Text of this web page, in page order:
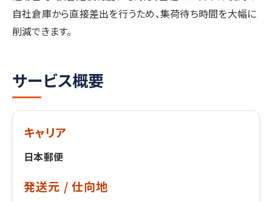
自社倉庫から直接差出を行うため、集荷待ち時間を大幅に
削減できます。
サービス概要
キャリア
日本郵便
発送元 / 仕向地